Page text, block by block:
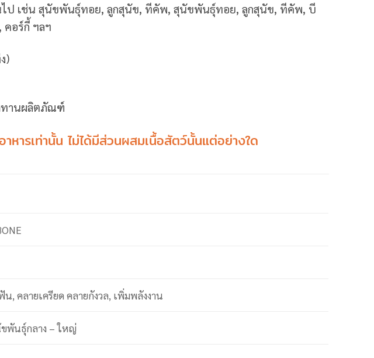
ไป เช่น สุนัขพันธุ์ทอย, ลูกสุนัข, ทีคัพ, สุนัขพันธุ์ทอย, ลูกสุนัข, ทีคัพ, บี
คอร์กี้ ฯลฯ
)
ทานผลิตภัณฑ์
ารเท่านั้น ไม่ได้มีส่วนผสมเนื้อสัตว์นั้นแต่อย่างใด
, คลายเครียด คลายกังวล, เพิ่มพลังงาน
พันธุ์กลาง – ใหญ่